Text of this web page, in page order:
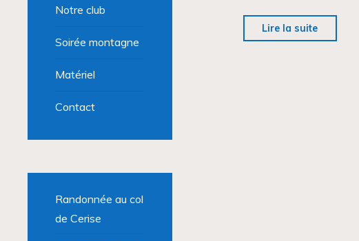
Lire la suite
Notre club
Soirée montagne
Matériel
Contact
Randonnée au col
de Cerise